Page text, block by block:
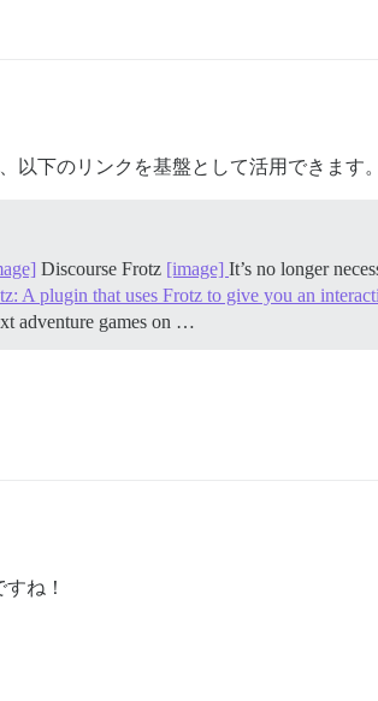
以下のリンクを基盤として活用できます
Discourse Frotz [image] It’s no longer
A plugin that uses Frotz to give you an
adventure games on …
ね！